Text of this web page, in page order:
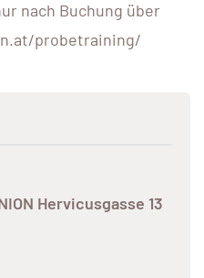
nach Buchung über
probetraining/
Hervicusgasse 13